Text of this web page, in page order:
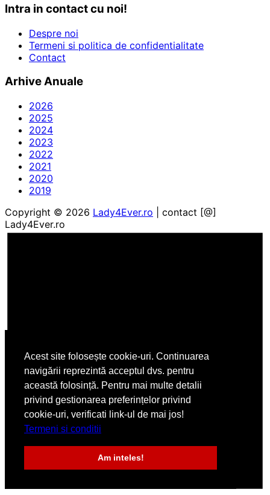
Acest site folosește cookie-uri. Continuarea
navigării reprezintă acceptul dvs. pentru
această folosință. Pentru mai multe detalii
privind gestionarea preferințelor privind
cookie-uri, verificati link-ul de mai jos!
Termeni si conditii
Am inteles!
Intra in contact cu noi!
Despre noi
Termeni si politica de confidentialitate
Contact
Arhive Anuale
2026
2025
2024
2023
2022
2021
2020
2019
Copyright © 2026 Lady4Ever.ro | contact [@]
Lady4Ever.ro